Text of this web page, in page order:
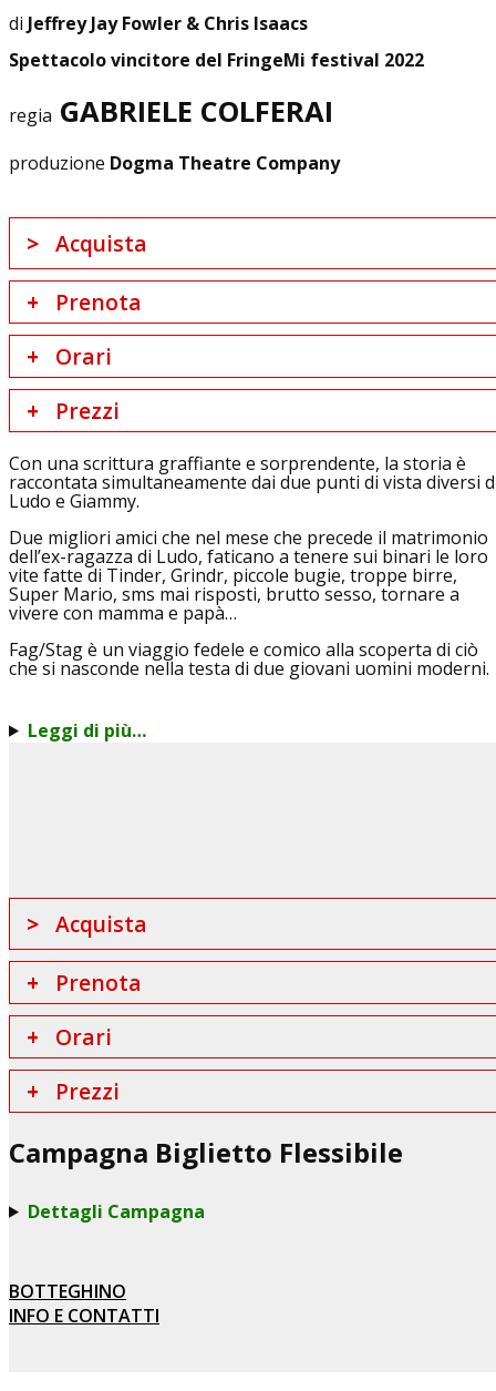
di Jeffrey Jay Fowler & Chris Isaacs
Spettacolo vincitore del FringeMi festival 2022
regia GABRIELE COLFERAI
produzione Dogma Theatre Company
Acquista
Prenota
Orari
Prezzi
Con una scrittura graffiante e sorprendente, la storia è
raccontata simultaneamente dai due punti di vista diversi
Ludo e Giammy.
Due migliori amici che nel mese che precede il matrimonio
dell’ex-ragazza di Ludo, faticano a tenere sui binari le loro
vite fatte di Tinder, Grindr, piccole bugie, troppe birre,
Super Mario, sms mai risposti, brutto sesso, tornare a
vivere con mamma e papà…
Fag/Stag è un viaggio fedele e comico alla scoperta di ciò
che si nasconde nella testa di due giovani uomini moderni.
Leggi di più…
Acquista
Prenota
Orari
Prezzi
Campagna Biglietto Flessibile
Dettagli Campagna
BOTTEGHINO
INFO E CONTATTI